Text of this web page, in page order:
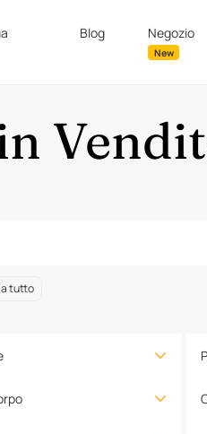
Blog Negozio
New
tutto